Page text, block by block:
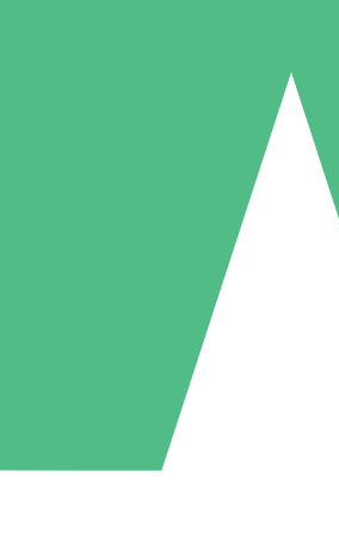
Packs de Crédits
à l'utilisation avec des crédits de
5 Téléchargements
US$